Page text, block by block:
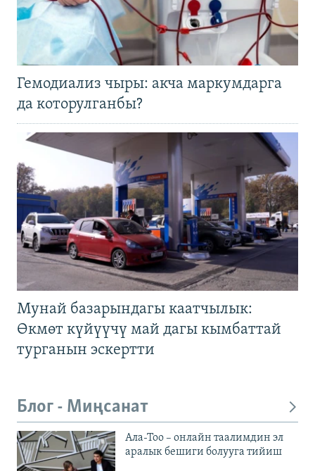
Гемодиализ чыры: акча маркумдарга
да которулганбы?
Мунай базарындагы каатчылык:
Өкмөт күйүүчү май дагы кымбаттай
турганын эскертти
Блог - Миңсанат
Ала-Тоо – онлайн таалимдин эл
аралык бешиги болууга тийиш